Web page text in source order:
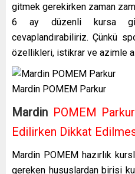
gitmek gerekirken zaman
6 ay düzenli kursa
cevaplandırabiliriz. Çünkü
özellikleri, istikrar ve azimle
Mardin POMEM Parkur
Mardin POMEM
Edilirken Dikkat
Mardin POMEM hazırlık
gereken hususlardan birisi